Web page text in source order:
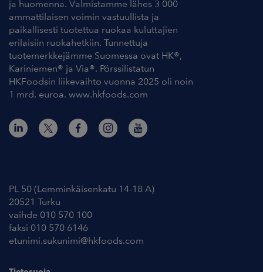
ja huomenna. Valmistamme lähes 3 000
ammattilaisen voimin vastuullista ja
paikallisesti tuotettua ruokaa kuluttajien
erilaisiin ruokahetkiin. Tunnettuja
tuotemerkkejämme Suomessa ovat HK®,
Kariniemen® ja Via®. Pörssilistatun
HKFoodsin liikevaihto vuonna 2025 oli noin
1 mrd. euroa. www.hkfoods.com
PL 50 (Lemminkäisenkatu 14-18 A)
20521 Turku
vaihde 010 570 100
faksi 010 570 6146
etunimi.sukunimi@hkfoods.com